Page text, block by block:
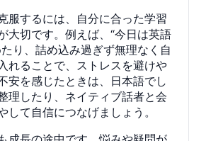
服するには、自分に合った学習
大切です。例えば、“今日は英語
り、詰め込み過ぎず無理なく自
れることで、ストレスを避けや
安を感じたときは、日本語でし
理したり、ネイティブ話者と会
して自信につなげましょう。